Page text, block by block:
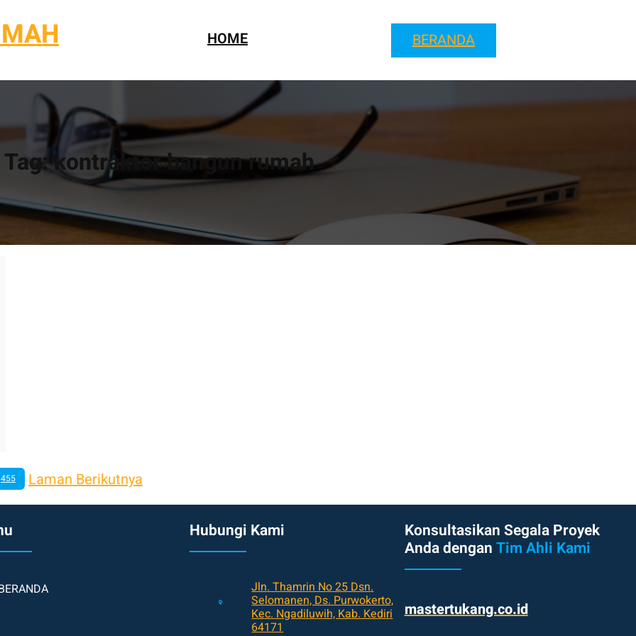
HOME BERANDA
Tag:kontraktor bangun rumah
455 Laman Berikutnya
Hubungi Kami
Jln. Thamrin No 25 Dsn.
Selomanen, Ds. Purwokerto,
Kec. Ngadiluwih, Kab. Kediri
64171
Konsultasikan Segala Proyek
Anda denganTim Ahli Kami
mastertukang.co.id